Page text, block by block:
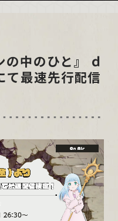
中のひと』 ｄ
て最速先行配信